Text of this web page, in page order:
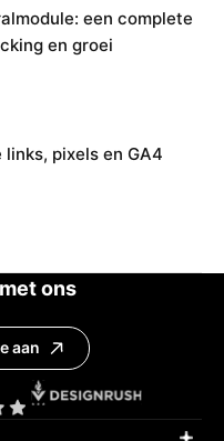
een complete
en groei
pixels en GA4
ons
aan